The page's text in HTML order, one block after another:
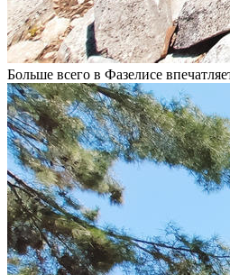
Больше всего в Фазелисе